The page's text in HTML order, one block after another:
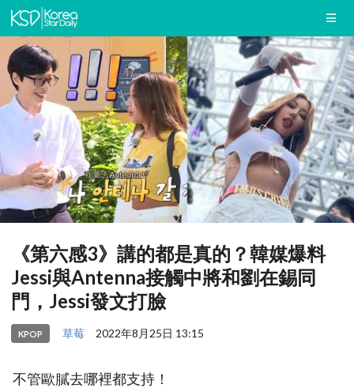
《第六感3》講的都是真的？韓媒爆料
Jessi與Antenna接觸中將和劉在錫同
門，Jessi發文打臉
KPOP 草莓 2022年8月25日 13:15
不管歐膩去哪裡都支持！